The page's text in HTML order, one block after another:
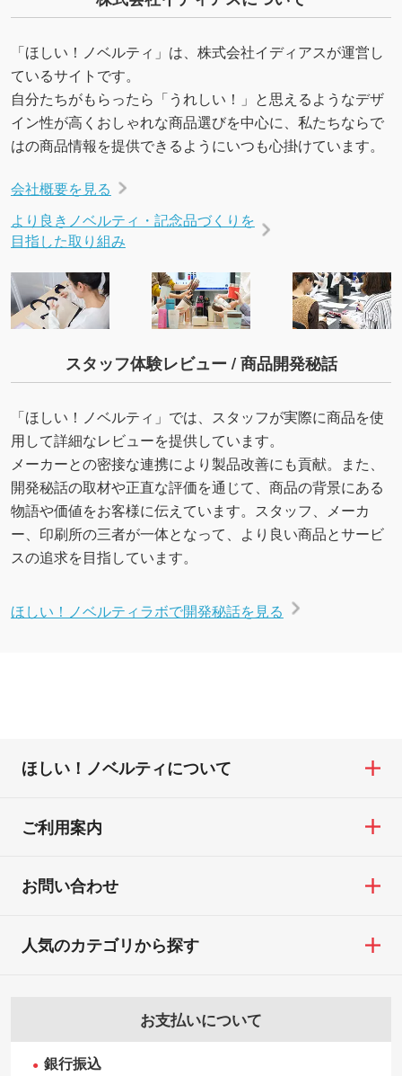
URLをご指定いただければ、QRコードを生成
いたします。配置のご相談にも応じています。
→詳しく見る
「ほしい！ノベルティ」は、株式会社イディアスが運営し
ているサイトです。
自分たちがもらったら「うれしい！」と思えるようなデザ
イン性が高くおしゃれな商品選びを中心に、私たちならで
はの商品情報を提供できるようにいつも心掛けています。
会社概要を見る
より良きノベルティ・記念品づくりを
目指した取り組み
スタッフ体験レビュー / 商品開発秘話
「ほしい！ノベルティ」では、スタッフが実際に商品を使
用して詳細なレビューを提供しています。
メーカーとの密接な連携により製品改善にも貢献。また、
開発秘話の取材や正直な評価を通じて、商品の背景にある
物語や価値をお客様に伝えています。スタッフ、メーカ
ー、印刷所の三者が一体となって、より良い商品とサービ
スの追求を目指しています。
ほしい！ノベルティラボで開発秘話を見る
ほしい！ノベルティについて
ご利用案内
お問い合わせ
お支払いについて
銀行振込
人気のカテゴリから探す